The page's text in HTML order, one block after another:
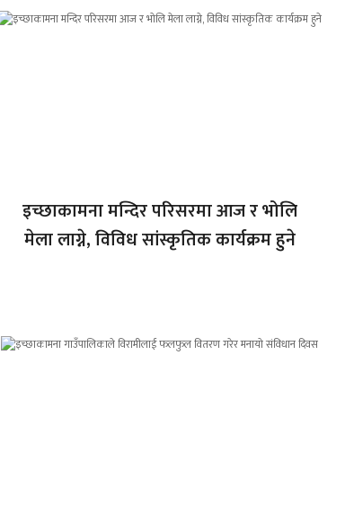
इच्छाकामना मन्दिर परिसरमा आज र भोलि
मेला लाग्ने, विविध सांस्कृतिक कार्यक्रम हुने